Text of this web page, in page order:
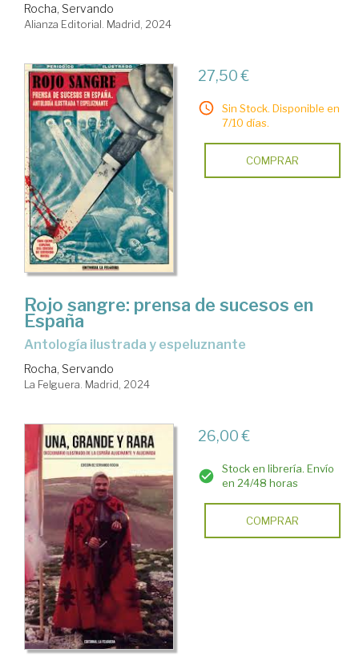
Rocha, Servando
Alianza Editorial. Madrid, 2024
27,50 €
Sin Stock. Disponible en
7/10 días.
COMPRAR
Rojo sangre: prensa de sucesos en
España
Antología ilustrada y espeluznante
Rocha, Servando
La Felguera. Madrid, 2024
26,00 €
Stock en librería. Envío
en 24/48 horas
COMPRAR